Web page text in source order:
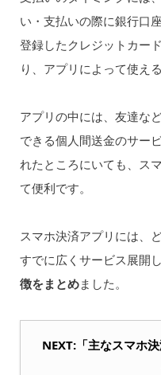
い・支払いの際に銀行口
登録したクレジットカー
り、アプリによって使え
アプリの中には、友達な
できる個人間送金のサー
れたところにいても、ス
て便利です。
スマホ決済アプリには、
すでに広くサービス展開
徴をまとめました。
NEXT:「主なスマホ